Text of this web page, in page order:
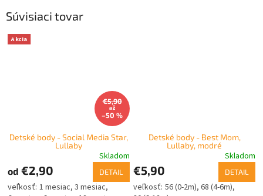
Súvisiaci tovar
Akcia
€5,90
až
–50 %
Detské body - Social Media Star,
Lullaby
Skladom
od €2,90 DETAIL
1 mesiac 3 mesiac
Detské body - Best Mom,
Lullaby, modré
Skladom
€5,90 DETAIL
56 (0-2m) 68 (4-6m)